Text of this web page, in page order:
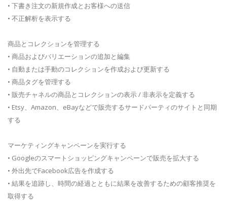
• 下書き注文の新規作成とお客様への送信
• 不正解析を表示する
商品とコレクションを管理する
• 商品およびバリエーションの追加と編集
• 自動または手動のコレクションを作成および更新する
• 商品タグを管理する
• 販売チャネルの商品とコレクションの表示 / 非表示を定義する
• Etsy、Amazon、eBayなどで販売するサードパーティのサイトと同期
する
マーケティングキャンペーンを実行する
• Googleのスマートショッピングキャンペーンで販売を拡大する
• 外出先でFacebook広告を作成する
• 結果を追跡し、時間の経過とともに結果を改善するための顧客推奨を
取得する